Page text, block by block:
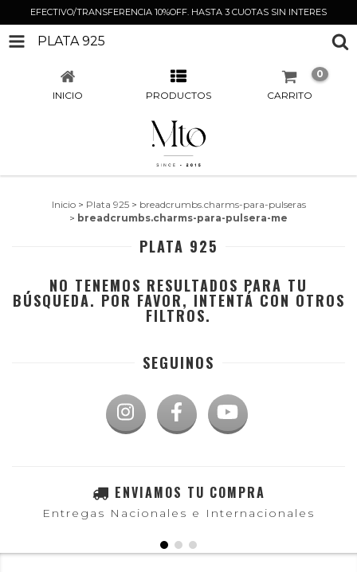
EFECTIVO/TRANSFERENCIA 10%OFF. HASTA 3 CUOTAS SIN INTERES
PLATA 925
INICIO PRODUCTOS CARRITO
0
Inicio > Plata 925 > breadcrumbs.charms-para-pulseras
> breadcrumbs.charms-para-pulsera-me
PLATA 925
NO TENEMOS RESULTADOS PARA TU
BÚSQUEDA. POR FAVOR, INTENTÁ CON OTROS
FILTROS.
SEGUINOS
ENVIAMOS TU COMPRA
Entregas Nacionales e Internacionales